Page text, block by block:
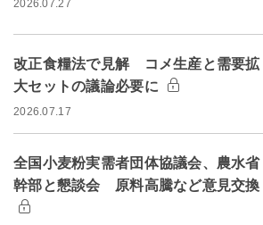
2026.07.27
改正食糧法で見解 コメ生産と需要拡
大セットの議論必要に
2026.07.17
全国小麦粉実需者団体協議会、農水省
幹部と懇談会 原料高騰など意見交換